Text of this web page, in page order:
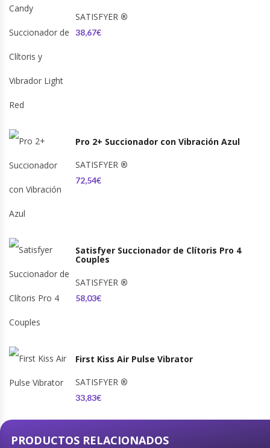
SATISFYER ®
38,67€
Pro 2+ Succionador con Vibración Azul
SATISFYER ®
72,54€
Satisfyer Succionador de Clítoris Pro 4
Couples
SATISFYER ®
58,03€
First Kiss Air Pulse Vibrator
SATISFYER ®
33,83€
PRODUCTOS RELACIONADOS